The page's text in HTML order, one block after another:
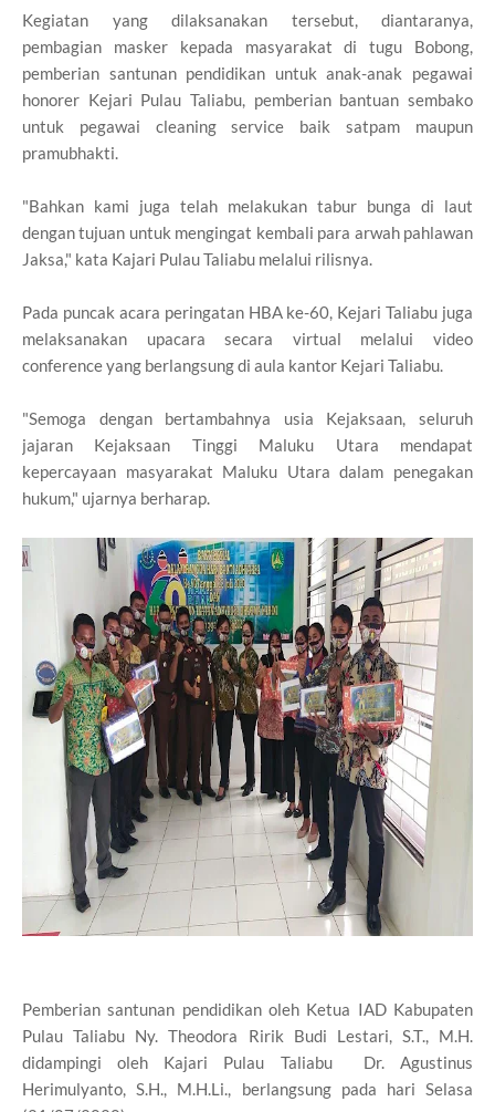
Kegiatan yang dilaksanakan tersebut, diantaranya,
pembagian masker kepada masyarakat di tugu Bobong,
pemberian santunan pendidikan untuk anak-anak pegawai
honorer Kejari Pulau Taliabu, pemberian bantuan sembako
untuk pegawai cleaning service baik satpam maupun
pramubhakti.
"Bahkan kami juga telah melakukan tabur bunga di laut
dengan tujuan untuk mengingat kembali para arwah pahlawan
Jaksa," kata Kajari Pulau Taliabu melalui rilisnya.
Pada puncak acara peringatan HBA ke-60, Kejari Taliabu juga
melaksanakan upacara secara virtual melalui video
conference yang berlangsung di aula kantor Kejari Taliabu.
"Semoga dengan bertambahnya usia Kejaksaan, seluruh
jajaran Kejaksaan Tinggi Maluku Utara mendapat
kepercayaan masyarakat Maluku Utara dalam penegakan
hukum," ujarnya berharap.
Pemberian santunan pendidikan oleh Ketua IAD Kabupaten
Pulau Taliabu Ny. Theodora Ririk Budi Lestari, S.T., M.H.
didampingi oleh Kajari Pulau Taliabu Dr. Agustinus
Herimulyanto, S.H., M.H.Li., berlangsung pada hari Selasa